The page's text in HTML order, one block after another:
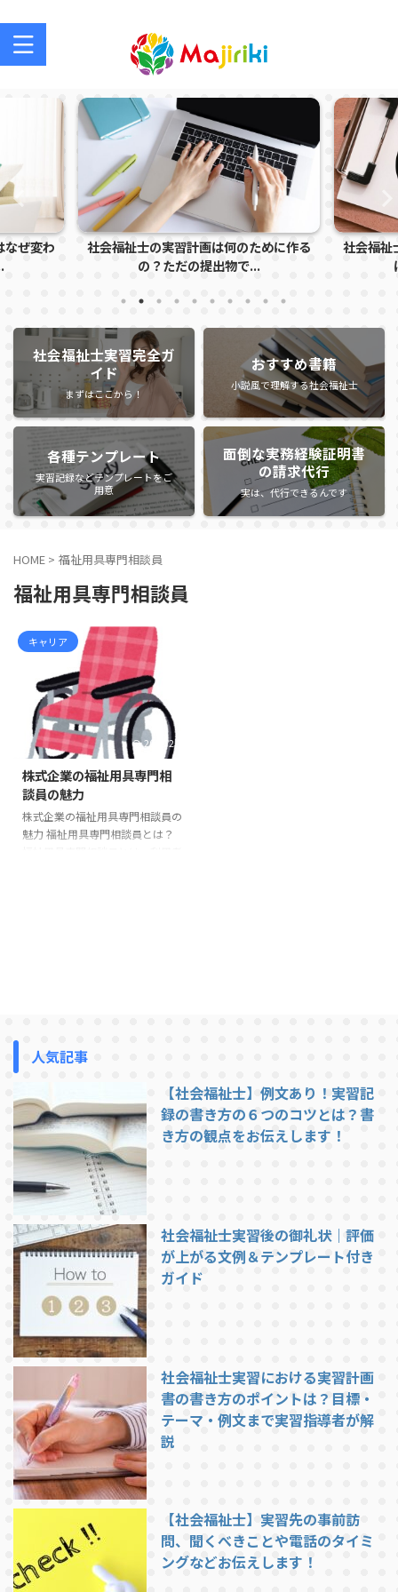
社会福祉士の実習計画は何のために作る
の？ただの提出物で...
社会福祉士実習で怒ら
は？指導者
社会福祉士実習完全ガ
イド
まずはここから！
おすすめ書籍
小説風で理解する社会福祉士
各種テンプレート
実習記録などテンプレートをご
用意
面倒な実務経験証明書
の請求代行
実は、代行できるんです
HOME > 福祉用具専門相談員
福祉用具専門相談員
キャリア
2022/2/6
株式企業の福祉用具専門相
談員の魅力
株式企業の福祉用具専門相談員の
魅力 福祉用具専門相談員とは？
ったのですが、母がグループホー
ムで介護の仕事をしており、入所
ようになり自分も仕事に出来たら
人気記事
【社会福祉士】例文あり！実習記
録の書き方の６つのコツとは？書
き方の観点をお伝えします！
社会福祉士実習後の御礼状｜評価
が上がる文例＆テンプレート付き
ガイド
社会福祉士実習における実習計画
書の書き方のポイントは？目標・
テーマ・例文まで実習指導者が解
説
【社会福祉士】実習先の事前訪
問、聞くべきことや電話のタイミ
ングなどお伝えします！